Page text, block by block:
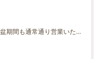
8月の土日祝・お盆期間も通常通り営業いたします